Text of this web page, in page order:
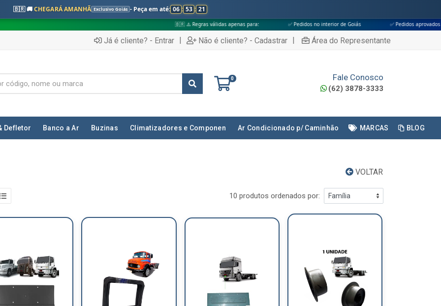
🇧🇷 🚚CHEGARÁ AMANHÃ Exclusivo Goiás - Peça em até: 06 : 53 : 20
🇧🇷 ⚠️ Regras válidas apenas para: ✅ Pedidos no interior de Goiás ✅ Pedidos aprovados até às 18h
Já é cliente? - Entrar | Não é cliente? - Cadastrar | Área do Representante
0 Fale Conosco
(62) 3878-3333
Defletor Banco a Ar Buzinas Climatizadores e Componen Ar Condicionado p/ Caminhão MARCAS BLOG
VOLTAR
10 produtos ordenados por: